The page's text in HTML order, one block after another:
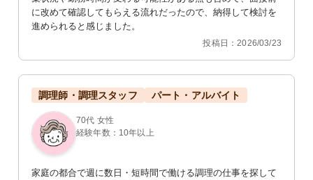
洗面台
洗面エリアには実用的な設備が整って
おり、お手入れも簡単です。また、ス
ペースには椅子が用意されています。
子供たちの作品が展示された廊下で
に改めて確認してもらえる流れだったので、納得して検討を
進められると感じました。
投稿日：2026/03/23
調理師・調理スタッフ パート・アルバイト
70代 女性
経験年数：10年以上
家庭の都合で週に数日・短時間で働ける調理の仕事を探して